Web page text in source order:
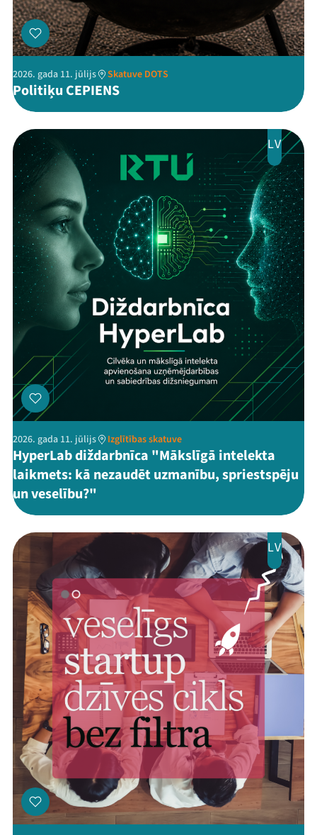
2026. gada 11. jūlijs Skatuve DOTS
Politiķu CEPIENS
LV
2026. gada 11. jūlijs Izglītības skatuve
HyperLab diždarbnīca "Mākslīgā intelekta
laikmets: kā nezaudēt uzmanību, spriestspēju
un veselību?"
LV